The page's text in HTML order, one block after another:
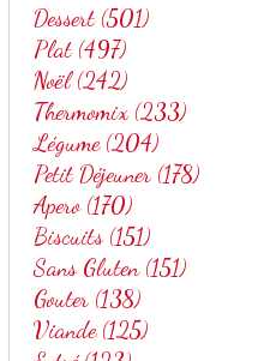
Dessert(501)
Plat(497)
Noël(242)
Thermomix(233)
Légume(204)
Petit Déjeuner (178)
Apero(170)
Biscuits(151)
Sans Gluten(151)
Gouter (138)
Viande(125)